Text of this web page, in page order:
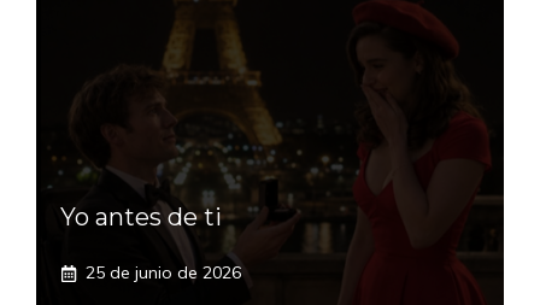
Yo antes de ti
25 de junio de 2026